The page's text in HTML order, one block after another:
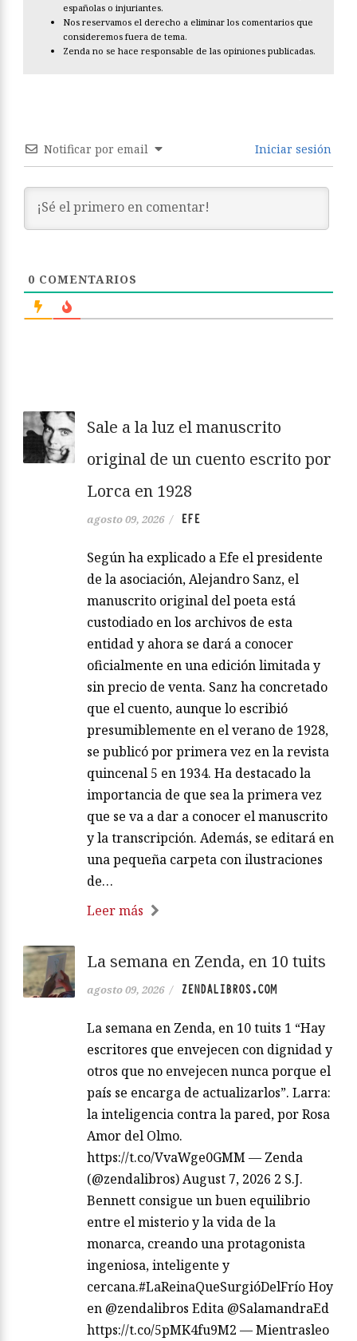
españolas o injuriantes.
Nos reservamos el derecho a eliminar los comentarios que
consideremos fuera de tema.
Zenda no se hace responsable de las opiniones publicadas.
Notificar por email Iniciar sesión
0 COMENTARIOS
Sale a la luz el manuscrito
original de un cuento escrito por
Lorca en 1928
agosto 09, 2026 / EFE
Según ha explicado a Efe el presidente
de la asociación, Alejandro Sanz, el
manuscrito original del poeta está
custodiado en los archivos de esta
entidad y ahora se dará a conocer
oficialmente en una edición limitada y
sin precio de venta. Sanz ha concretado
que el cuento, aunque lo escribió
presumiblemente en el verano de 1928,
se publicó por primera vez en la revista
quincenal 5 en 1934. Ha destacado la
importancia de que sea la primera vez
que se va a dar a conocer el manuscrito
y la transcripción. Además, se editará en
una pequeña carpeta con ilustraciones
de…
Leer más
La semana en Zenda, en 10 tuits
agosto 09, 2026 / ZENDALIBROS.COM
La semana en Zenda, en 10 tuits 1 “Hay
escritores que envejecen con dignidad y
otros que no envejecen nunca porque el
país se encarga de actualizarlos”. Larra:
la inteligencia contra la pared, por Rosa
Amor del Olmo.
https://t.co/VvaWge0GMM — Zenda
(@zendalibros) August 7, 2026 2 S.J.
Bennett consigue un buen equilibrio
entre el misterio y la vida de la
monarca, creando una protagonista
ingeniosa, inteligente y
cercana.#LaReinaQueSurgióDelFrío Hoy
en @zendalibros Edita @SalamandraEd
https://t.co/5pMK4fu9M2 — Mientrasleo